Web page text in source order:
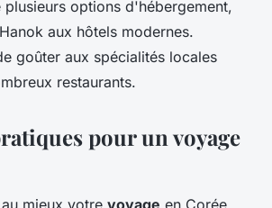
plusieurs options d'hébergement,
aux hôtels modernes.
goûter aux spécialités locales
restaurants.
pour un voyage
mieux votre voyage en Corée